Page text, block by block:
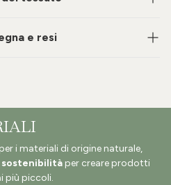
e resi
i materiali di origine naturale,
sostenibilità per creare prodotti
più piccoli.